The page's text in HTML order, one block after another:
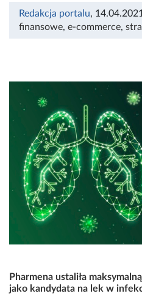
Redakcja portalu, 14.04.2021
finansowe, e-commerce,
Pharmena ustaliła
jako kandydata na lek w